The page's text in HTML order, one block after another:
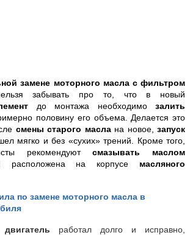
замене моторного масла с фильтром
забывать про то, что в новый
до монтажа необходимозалить
половину его объема. Делается это
смены старого маслана новое,запуск
мягко и без «сухих» трений. Кроме того,
рекомендуютсмазывать маслом
расположена на корпусе масляного
по замене моторного масла в
двигатель работал долго и исправно,